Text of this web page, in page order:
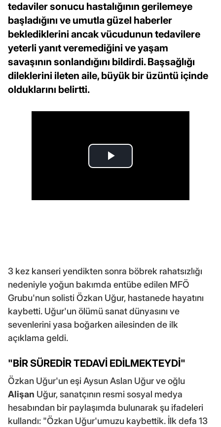
tedaviler sonucu hastalığının gerilemeye
başladığını ve umutla güzel haberler
beklediklerini ancak vücudunun tedavilere
yeterli yanıt veremediğini ve yaşam
savaşının sonlandığını bildirdi. Başsağlığı
dileklerini ileten aile, büyük bir üzüntü içinde
olduklarını belirtti.
3 kez kanseri yendikten sonra böbrek rahatsızlığı
nedeniyle yoğun bakımda entübe edilen MFÖ
Grubu'nun solisti Özkan Uğur, hastanede hayatını
kaybetti. Uğur'un ölümü sanat dünyasını ve
sevenlerini yasa boğarken ailesinden de ilk
açıklama geldi.
"BİR SÜREDİR TEDAVİ EDİLMEKTEYDİ"
Özkan Uğur'un eşi Aysun Aslan Uğur ve oğlu
Alişan Uğur, sanatçının resmi sosyal medya
hesabından bir paylaşımda bulunarak şu ifadeleri
kullandı: "Özkan Uğur'umuzu kaybettik. İlk defa 13